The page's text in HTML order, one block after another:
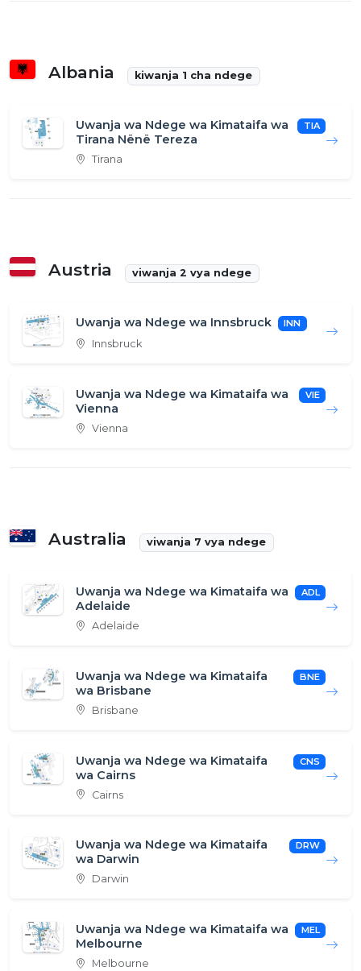
Albania kiwanja 1 cha ndege
Uwanja wa Ndege wa Kimataifa wa
Tirana Nënë Tereza
TIA
Tirana
Austria viwanja 2 vya ndege
Uwanja wa Ndege wa Innsbruck INN
Innsbruck
Uwanja wa Ndege wa Kimataifa wa
Vienna
VIE
Vienna
Australia viwanja 7 vya ndege
Uwanja wa Ndege wa Kimataifa wa
Adelaide
ADL
Adelaide
Uwanja wa Ndege wa Kimataifa
wa Brisbane
BNE
Brisbane
Uwanja wa Ndege wa Kimataifa
wa Cairns
CNS
Cairns
Uwanja wa Ndege wa Kimataifa
wa Darwin
DRW
Darwin
Uwanja wa Ndege wa Kimataifa wa
Melbourne
MEL
Melbourne